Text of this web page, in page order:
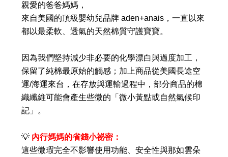
親愛的爸爸媽媽，
來自美國的頂級嬰幼兒品牌 aden+anais，一直以來
都以最柔軟、透氣的天然棉質守護寶寶。
因為我們堅持減少非必要的化學漂白與過度加工，
保留了純棉最原始的觸感；加上商品從美國長途空
運/海運來台，在存放與運輸過程中，部分商品的棉
織纖維可能會產生些微的「微小黃點或自然氣候印
記」。
💡 內行媽媽的省錢小祕密：
這些微瑕完全不影響使用功能、安全性與那如雲朵